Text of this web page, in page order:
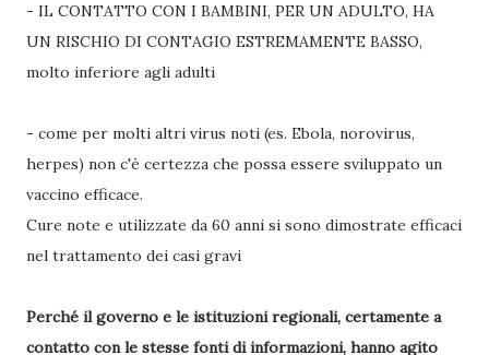
- IL CONTATTO CON I BAMBINI, PER UN ADULTO, HA
UN RISCHIO DI CONTAGIO ESTREMAMENTE BASSO,
molto inferiore agli adulti
- come per molti altri virus noti (es. Ebola, norovirus,
herpes) non c'è certezza che possa essere sviluppato un
vaccino efficace.
Cure note e utilizzate da 60 anni si sono dimostrate efficaci
nel trattamento dei casi gravi
Perché il governo e le istituzioni regionali, certamente a
contatto con le stesse fonti di informazioni, hanno agito